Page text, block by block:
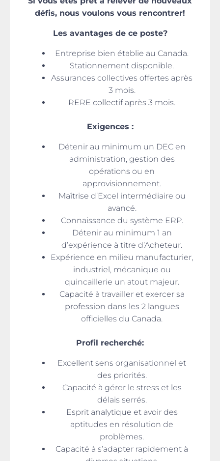
défis, nous voulons vous rencontrer!
Les avantages de ce poste?
Entreprise bien établie au Canada.
Stationnement disponible.
Assurances collectives offertes après
3 mois.
RERE collectif après 3 mois.
Exigences :
Détenir au minimum un DEC en
administration, gestion des
opérations ou en
approvisionnement.
Maîtrise d’Excel intermédiaire ou
avancé.
Connaissance du système ERP.
Détenir au minimum 1 an
d’expérience à titre d’Acheteur.
Expérience en milieu manufacturier,
industriel, mécanique ou
quincaillerie un atout majeur.
Capacité à travailler et exercer sa
profession dans les 2 langues
officielles du Canada.
Profil recherché:
Excellent sens organisationnel et
des priorités.
Capacité à gérer le stress et les
délais serrés.
Esprit analytique et avoir des
aptitudes en résolution de
problèmes.
Capacité à s’adapter rapidement à